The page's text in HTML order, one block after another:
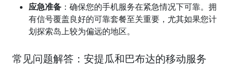
应急准备 ：确保您的手机服务在紧急情况下可靠。拥
有信号覆盖良好的可靠套餐至关重要，尤其如果您计
划探索岛上较为偏远的地区。
常见问题解答：安提瓜和巴布达的移动服务